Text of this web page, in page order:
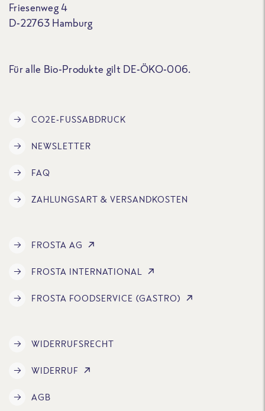
Friesenweg 4
D-22763 Hamburg
Für alle Bio-Produkte gilt DE-ÖKO-006.
CO2E-FUSSABDRUCK
NEWSLETTER
FAQ
ZAHLUNGSART & VERSANDKOSTEN
FROSTA AG
FROSTA INTERNATIONAL
FROSTA FOODSERVICE (GASTRO)
WIDERRUFSRECHT
WIDERRUF
AGB